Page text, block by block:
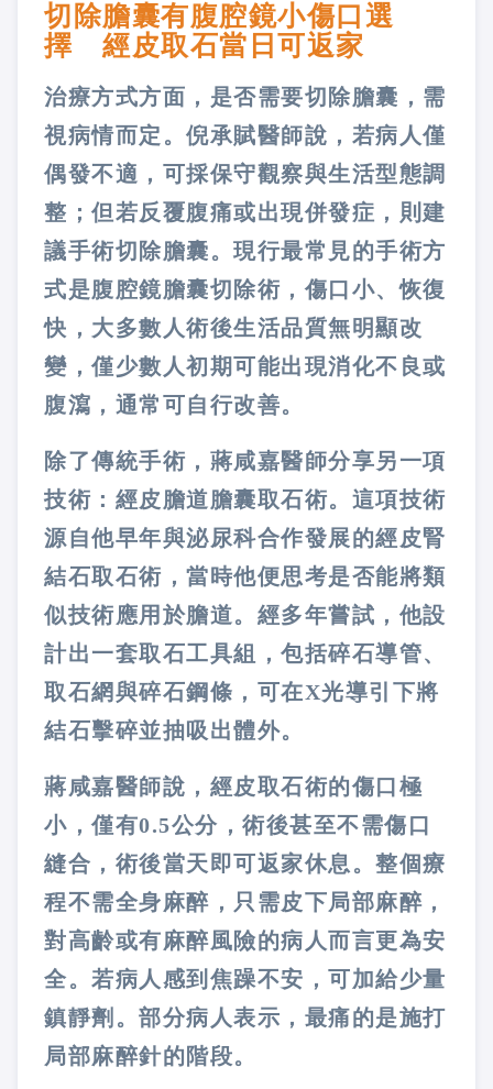
切除膽囊有腹腔鏡小傷口選
擇 經皮取石當日可返家
治療方式方面，是否需要切除膽囊，需
視病情而定。倪承賦醫師說，若病人僅
偶發不適，可採保守觀察與生活型態調
整；但若反覆腹痛或出現併發症，則建
議手術切除膽囊。現行最常見的手術方
式是腹腔鏡膽囊切除術，傷口小、恢復
快，大多數人術後生活品質無明顯改
變，僅少數人初期可能出現消化不良或
腹瀉，通常可自行改善。
除了傳統手術，蔣咸嘉醫師分享另一項
技術：經皮膽道膽囊取石術。這項技術
源自他早年與泌尿科合作發展的經皮腎
結石取石術，當時他便思考是否能將類
似技術應用於膽道。經多年嘗試，他設
計出一套取石工具組，包括碎石導管、
取石網與碎石鋼條，可在X光導引下將
結石擊碎並抽吸出體外。
蔣咸嘉醫師說，經皮取石術的傷口極
小，僅有0.5公分，術後甚至不需傷口
縫合，術後當天即可返家休息。整個療
程不需全身麻醉，只需皮下局部麻醉，
對高齡或有麻醉風險的病人而言更為安
全。若病人感到焦躁不安，可加給少量
鎮靜劑。部分病人表示，最痛的是施打
局部麻醉針的階段。